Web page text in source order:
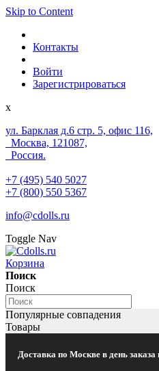
Skip to Content
Контакты
Войти
Зарегистрироваться
x
ул. Барклая д.6 стр. 5, офис 116,
Москва, 121087,
Россия.
+7 (495) 540 5027
+7 (800) 550 5367
info@cdolls.ru
Toggle Nav
Корзина
Поиск
Поиск
Популярные совпадения
Товары
Доставка по Москве в день